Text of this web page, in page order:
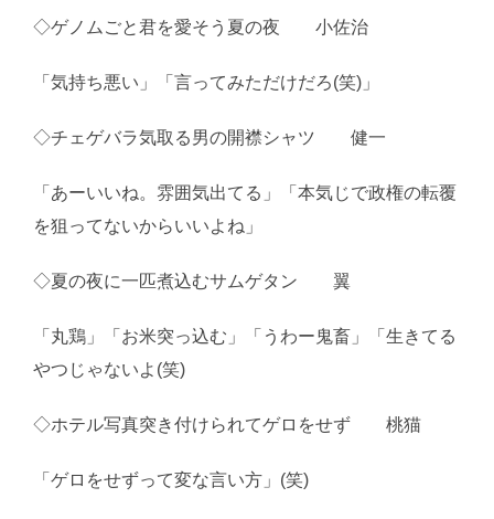
◇ゲノムごと君を愛そう夏の夜 小佐治
「気持ち悪い」「言ってみただけだろ(笑)」
◇チェゲバラ気取る男の開襟シャツ 健一
「あーいいね。雰囲気出てる」「本気じで政権の転覆
を狙ってないからいいよね」
◇夏の夜に一匹煮込むサムゲタン 翼
「丸鶏」「お米突っ込む」「うわー鬼畜」「生きてる
やつじゃないよ(笑)
◇ホテル写真突き付けられてゲロをせず 桃猫
「ゲロをせずって変な言い方」(笑)